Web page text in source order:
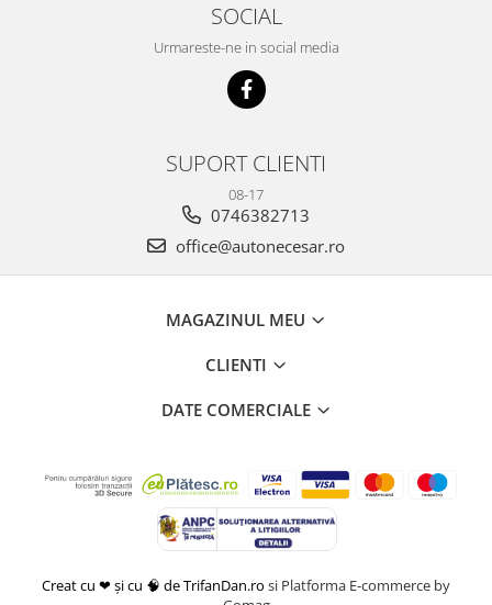
SOCIAL
Urmareste-ne in social media
SUPORT CLIENTI
08-17
0746382713
office@autonecesar.ro
MAGAZINUL MEU
CLIENTI
DATE COMERCIALE
Creat cu ❤ și cu 🧠 de TrifanDan.ro si Platforma E-commerce by